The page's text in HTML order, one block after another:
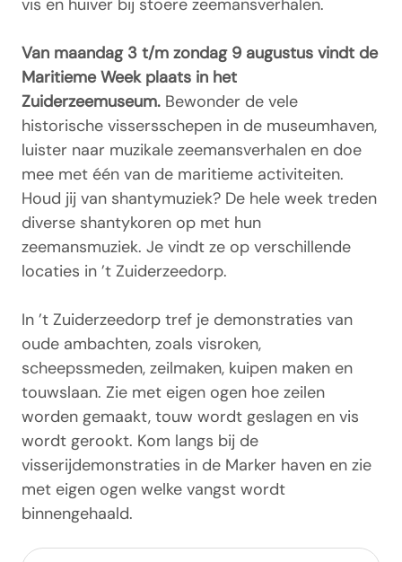
vis en huiver bij stoere zeemansverhalen.
Van maandag 3 t/m zondag 9 augustus vindt de
Maritieme Week plaats in het
Zuiderzeemuseum. Bewonder de vele
historische vissersschepen in de museumhaven,
luister naar muzikale zeemansverhalen en doe
mee met één van de maritieme activiteiten.
Houd jij van shantymuziek? De hele week treden
diverse shantykoren op met hun
zeemansmuziek. Je vindt ze op verschillende
locaties in ’t Zuiderzeedorp.
In ’t Zuiderzeedorp tref je demonstraties van
oude ambachten, zoals visroken,
scheepssmeden, zeilmaken, kuipen maken en
touwslaan. Zie met eigen ogen hoe zeilen
worden gemaakt, touw wordt geslagen en vis
wordt gerookt. Kom langs bij de
visserijdemonstraties in de Marker haven en zie
met eigen ogen welke vangst wordt
binnengehaald.